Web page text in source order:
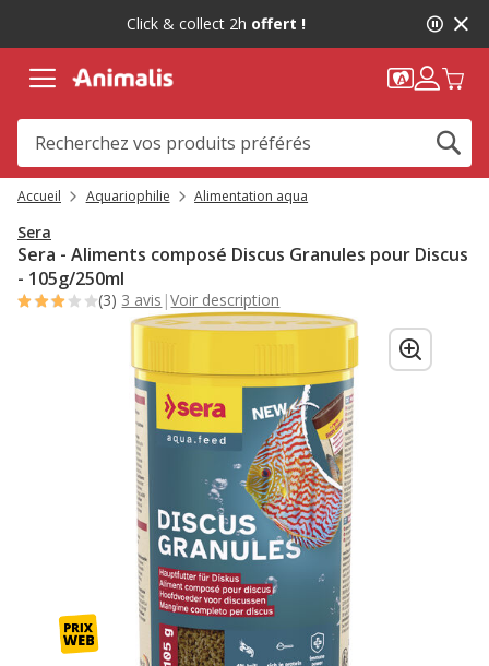
message,
Click & collect 2h offert !
Accueil Aquariophilie Alimentation aqua
Sera
Sera - Aliments composé Discus Granules pour Discus
- 105g/250ml
(3) 3 avis |Voir description